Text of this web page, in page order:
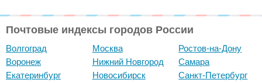
Почтовые индексы городов России
Волгоград
Воронеж
Екатеринбург
Москва
Нижний Новгород
Новосибирск
Ростов-на-Дону
Самара
Санкт-Петербург